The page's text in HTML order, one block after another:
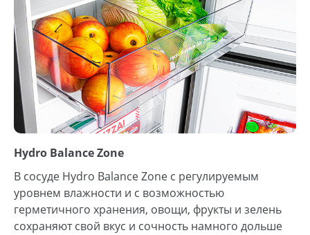
Hydro Balance Zone
В сосуде Hydro Balance Zone с регулируемым
уровнем влажности и с возможностью
герметичного хранения, овощи, фрукты и зелень
сохраняют свой вкус и сочность намного дольше